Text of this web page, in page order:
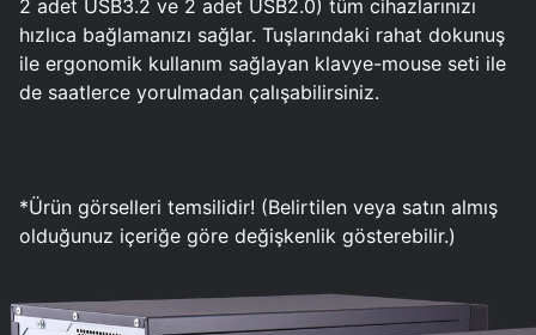
2 adet USB3.2 ve 2 adet USB2.0) tüm cihazlarınızı
hızlıca bağlamanızı sağlar. Tuşlarındaki rahat dokunuş
ile ergonomik kullanım sağlayan klavye-mouse seti ile
de saatlerce yorulmadan çalışabilirsiniz.
*Ürün görselleri temsilidir! (Belirtilen veya satın almış
olduğunuz içeriğe göre değişkenlik gösterebilir.)